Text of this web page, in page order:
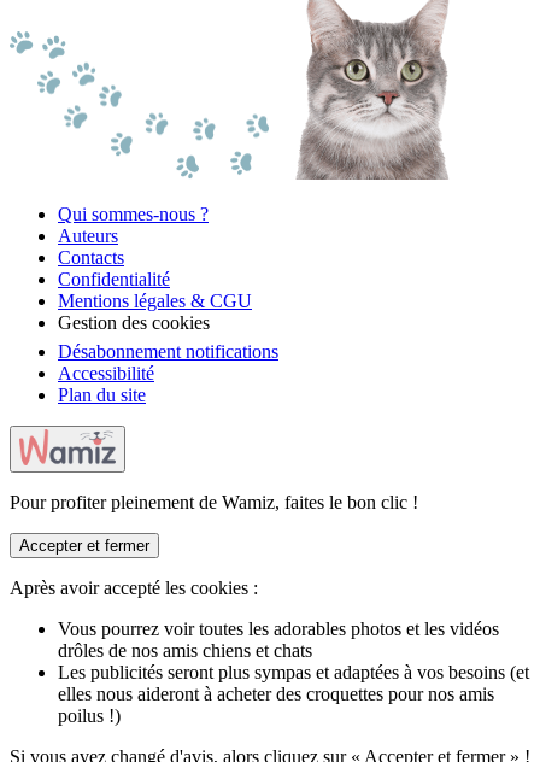
Qui sommes-nous ?
Auteurs
Contacts
Confidentialité
Mentions légales & CGU
Gestion des cookies
Désabonnement notifications
Accessibilité
Plan du site
Pour profiter pleinement de Wamiz, faites le bon clic !
Accepter et fermer
Après avoir accepté les cookies :
Vous pourrez voir toutes les adorables photos et les vidéos
drôles de nos amis chiens et chats
Les publicités seront plus sympas et adaptées à vos besoins (et
elles nous aideront à acheter des croquettes pour nos amis
poilus !)
Si vous avez changé d'avis, alors cliquez sur « Accepter et fermer » !